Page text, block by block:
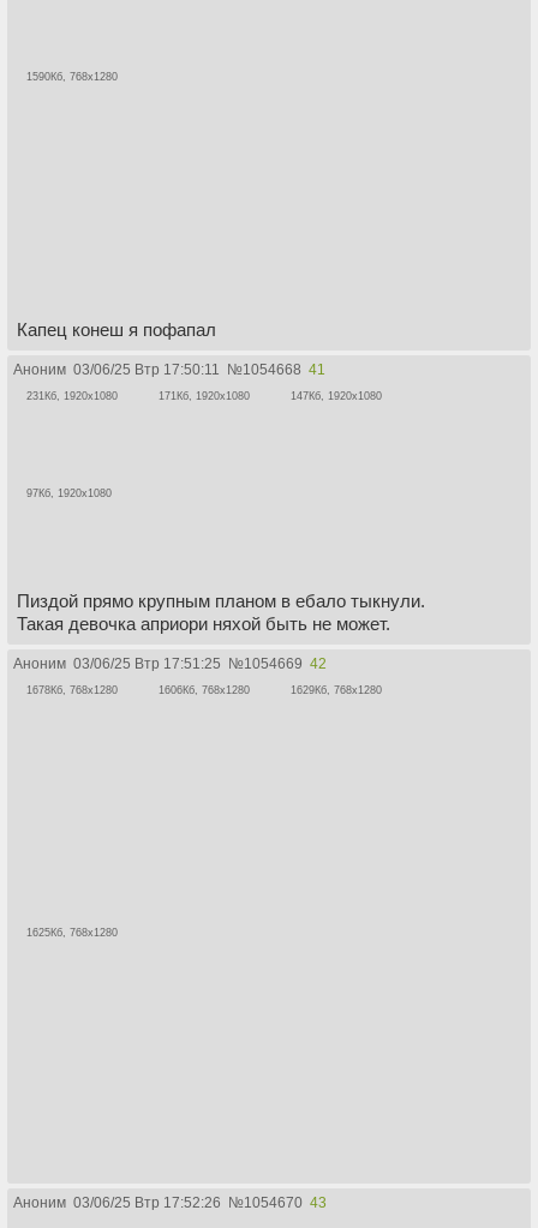
1590Кб, 768x1280
Капец конеш я пофапал
Аноним 03/06/25 Втр 17:50:11 №1054668 41
231Кб, 1920x1080 171Кб, 1920x1080 147Кб, 1920x1080
97Кб, 1920x1080
Пиздой прямо крупным планом в ебало тыкнули.
Такая девочка априори няхой быть не может.
Аноним 03/06/25 Втр 17:51:25 №1054669 42
1678Кб, 768x1280 1606Кб, 768x1280 1629Кб, 768x1280
1625Кб, 768x1280
Аноним 03/06/25 Втр 17:52:26 №1054670 43